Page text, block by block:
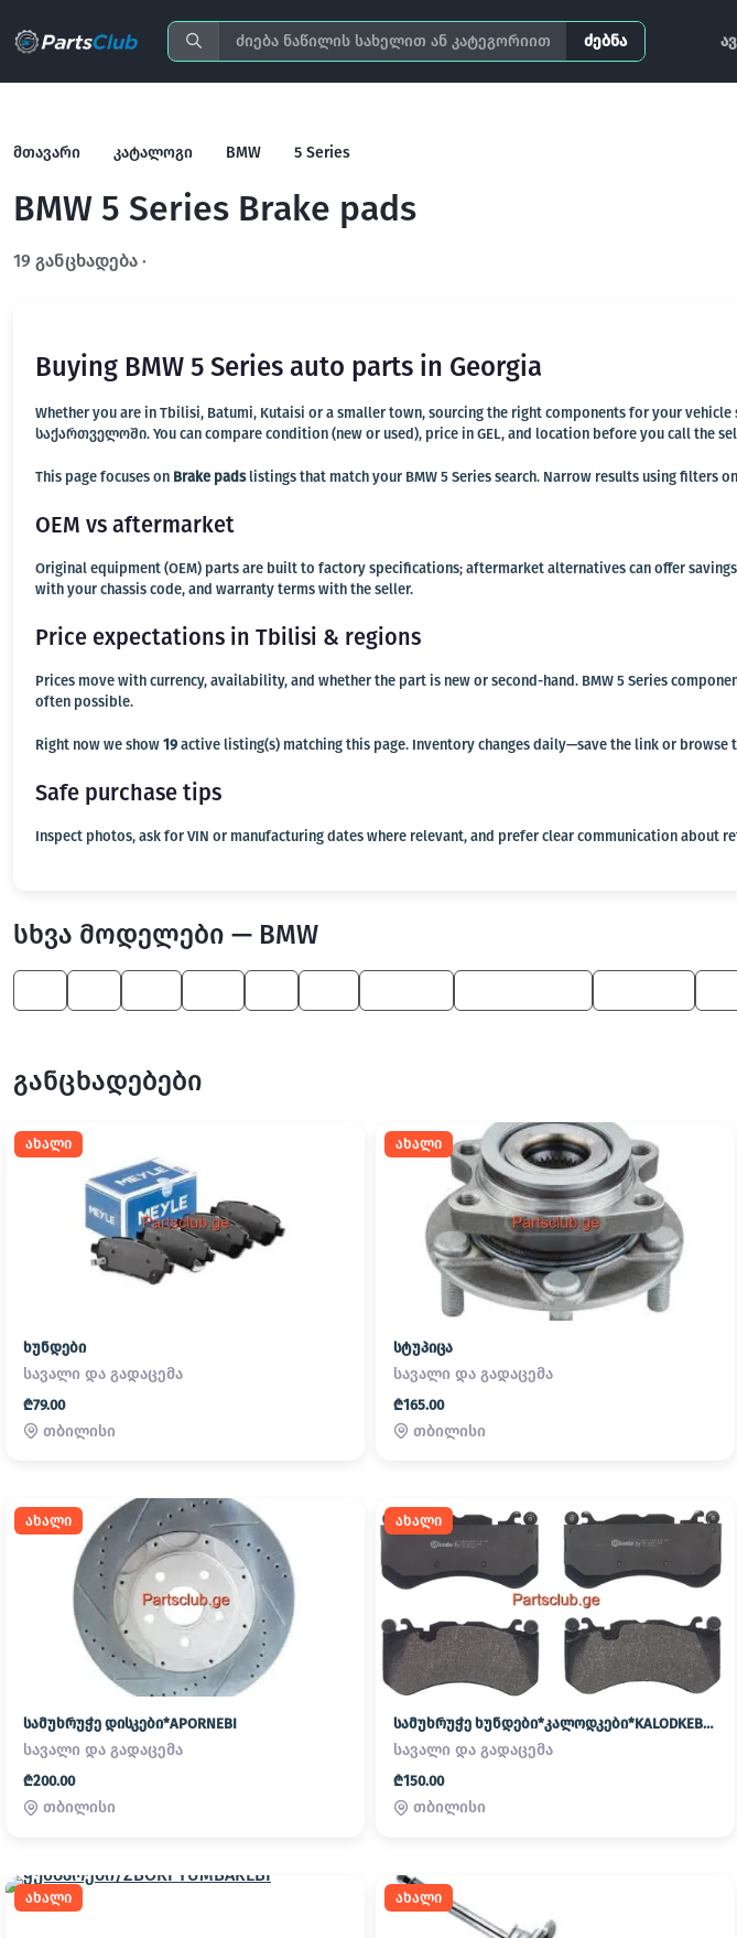
ძებნა
მთავარი კატალოგი BMW 5 Series
BMW 5 Series Brake pads
19 განცხადება ·
Buying BMW 5 Series auto parts in Georgia
Whether you are in Tbilisi, Batumi, Kutaisi or a smaller town, sourcing the right components for your
საქართველოში. You can compare condition (new or used), price in GEL, and location before you call the
This page focuses on Brake padslistings that match your BMW 5 Series search. Narrow results using filters
OEM vs aftermarket
Original equipment (OEM) parts are built to factory specifications; aftermarket alternatives can offer
with your chassis code, and warranty terms with the seller.
Price expectations in Tbilisi & regions
Prices move with currency, availability, and whether the part is new or second-hand. BMW 5 Series
often possible.
Right now we show 19 active listing(s) matching this page. Inventory changes daily—save the link or browse
Safe purchase tips
Inspect photos, ask for VIN or manufacturing dates where relevant, and prefer clear communication
სხვა მოდელები — BMW
განცხადებები
ახალი
ხუნდები
სავალი და გადაცემა
₾79.00
თბილისი
ახალი
სტუპიცა
სავალი და გადაცემა
₾165.00
თბილისი
ახალი
სამუხრუჭე დისკები*APORNEBI
სავალი და გადაცემა
₾200.00
თბილისი
ახალი
სამუხრუჭე ხუნდები*კალოდკები*KALODKEBI SHECVLIT
სავალი და გადაცემა
₾150.00
თბილისი
ახალი ახალი